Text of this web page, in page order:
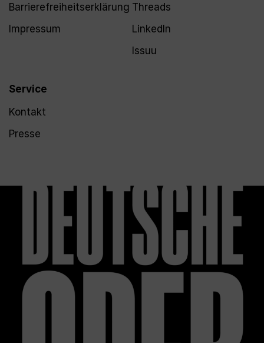
Barrierefreiheitserklärung
Impressum
Service
Kontakt
Presse
Threads
LinkedIn
Issuu